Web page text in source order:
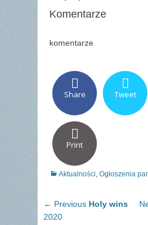
Komentarze
komentarze
Share Tweet
Print
Categories
Aktualności Ogłoszenia
Nawigacja
wpisu
← Previous Previous
Holy wins
2020